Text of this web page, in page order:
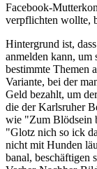
Facebook-
verpflichten wollte,
Hintergrund ist,
anmelden kann, um
bestimmte Themen
Variante, bei der
Geld bezahlt, um
die der Karlsruher
wie "Zum Blödsein
"Glotz nich so ick
nicht mit Hunden
banal, beschäftigen